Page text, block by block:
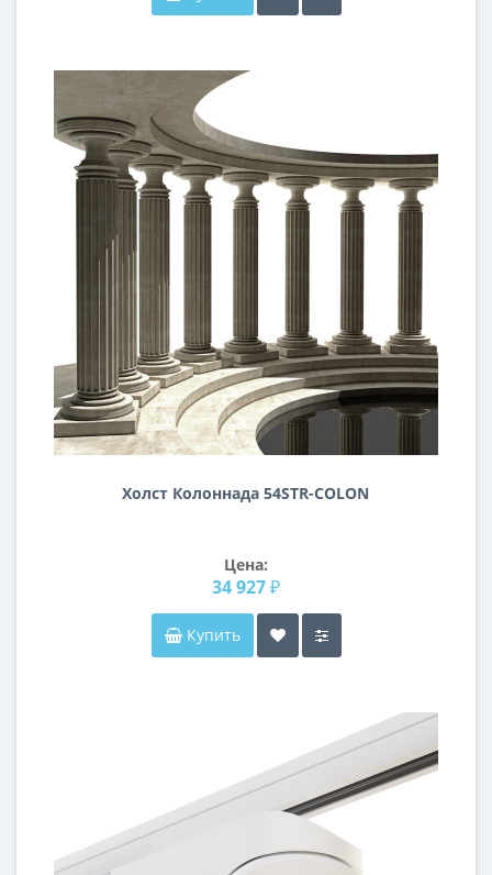
Холст Колоннада 54STR-COLON
Цена:
34 927 ₽
Купить